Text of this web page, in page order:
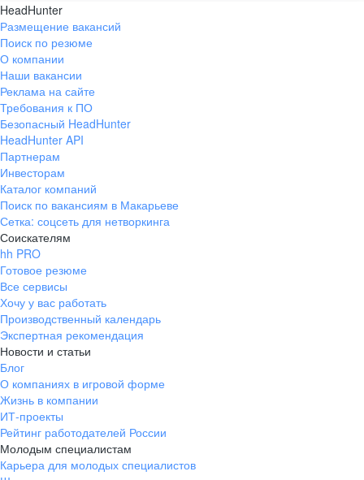
HeadHunter
Размещение вакансий
Поиск по резюме
О компании
Наши вакансии
Реклама на сайте
Требования к ПО
Безопасный HeadHunter
HeadHunter API
Партнерам
Инвесторам
Каталог компаний
Поиск по вакансиям в Макарьеве
Сетка: соцсеть для нетворкинга
Соискателям
hh PRO
Готовое резюме
Все сервисы
Хочу у вас работать
Производственный календарь
Экспертная рекомендация
Новости и статьи
Блог
О компаниях в игровой форме
Жизнь в компании
ИТ-проекты
Рейтинг работодателей России
Молодым специалистам
Карьера для молодых специалистов